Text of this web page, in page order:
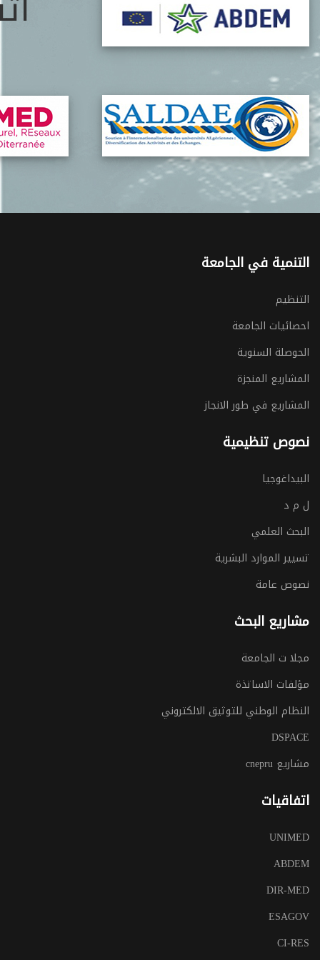
التنمية في الجامعة
التنظيم
احصائيات الجامعة
الحوصلة السنوية
المشاريع المنجزة
المشاريع في طور الانجاز
نصوص تنظيمية
البيداغوجيا
ل م د
البحث العلمي
تسيير الموارد البشرية
نصوص عامة
مشاريع البحث
مجلا ت الجامعة
مؤلفات الاساتذة
النظام الوطني للتوثيق الالكتروني
DSPACE
مشاريع cnepru
اتفاقيات
UNIMED
ABDEM
DIR-MED
ESAGOV
CI-RES